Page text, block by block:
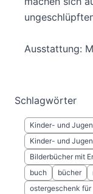
Ausstattung:
Schlagwörter
Kinder- und
Kinder- und
Bilderbücher mit
buch
bücher
ostergeschenk für